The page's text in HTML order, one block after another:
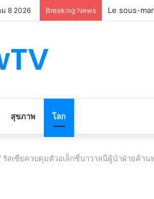
ม 8 2026 Breaking News Le marché
สุขภาพ โลก
รัสเซียควบคุมตัวอเล็กซี่นาวาลนีผู้นำฝ่ายค้า